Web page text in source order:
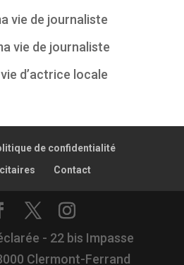
vie de journaliste
vie de journaliste
d’actrice locale
de confidentialité
Contact
- 22 bis Impasse
Clermont-Ferrand